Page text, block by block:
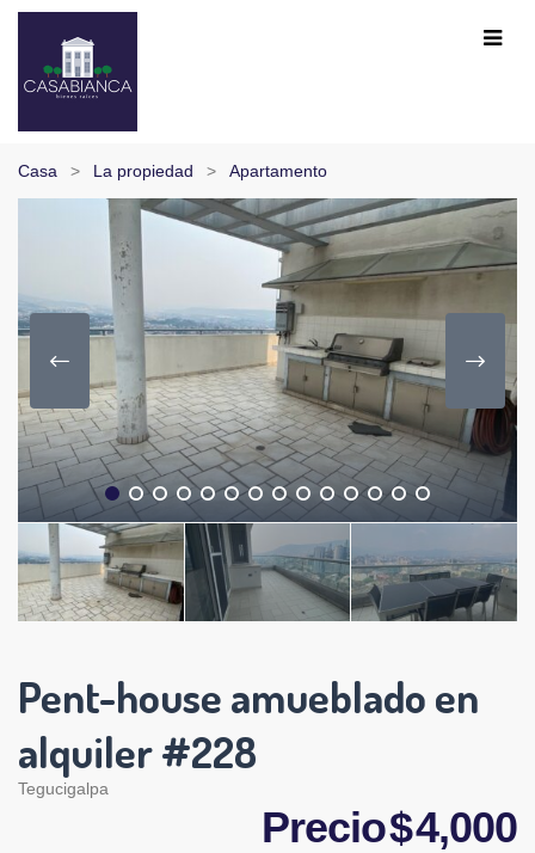
Casa La propiedad Apartamento
Pent-house amueblado en
alquiler #228
Tegucigalpa
Precio $ 4,000